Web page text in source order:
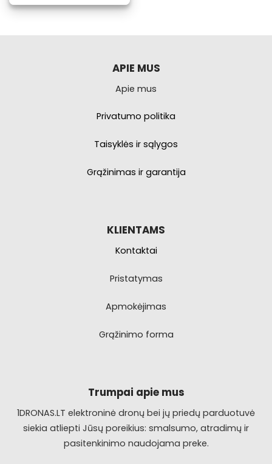
produktas
puslapyje.
APIE MUS
Apie mus
Privatumo politika
Taisyklės ir sąlygos
Grąžinimas ir garantija
KLIENTAMS
Kontaktai
Pristatymas
Apmokėjimas
Grąžinimo forma
Trumpai apie mus
1DRONAS.LT elektroninė dronų bei jų priedų parduotuvė
siekia atliepti Jūsų poreikius: smalsumo, atradimų ir
pasitenkinimo naudojama preke.